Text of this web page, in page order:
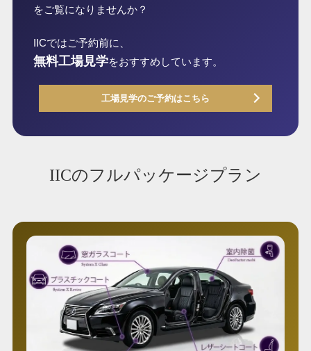
をご覧になりませんか？
IICではご予約前に、
無料工場見学をおすすめしています。
工場見学のご予約はこちら
IICのフルパッケージプラン